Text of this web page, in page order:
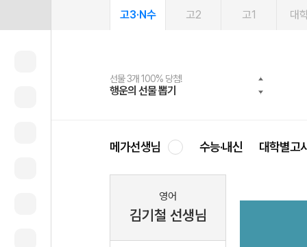
고3·N수 고2 고1 대
선물 3개 100% 당첨!
행운의 선물 뽑기
선물 100% 증정!
메가스터디 X 올리브
여름방학 스터디 캐시백
메가런 썸머스쿨
2027 러셀 단과
강사 공개선발
스마트러닝앱
설문 EVENT
메가패스
3일 무료 체험권
메가패스 수강생 무료혜택!
메가클럽 멤버십
사회공헌 캠페인
희망이룸 메가나눔
메가선생님 수능·내신 대학별고
영어
김기철 선생님